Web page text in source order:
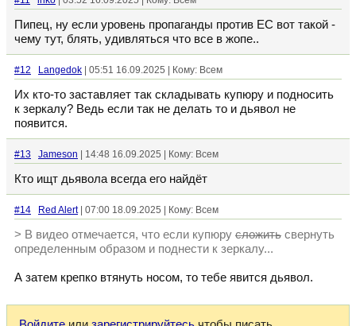
Пипец, ну если уровень пропаганды против ЕС вот такой -
чему тут, блять, удивляться что все в жопе..
#12 Langedok | 05:51 16.09.2025 | Кому: Всем
Их кто-то заставляет так складывать купюру и подносить
к зеркалу? Ведь если так не делать то и дьявол не
появится.
#13 Jameson | 14:48 16.09.2025 | Кому: Всем
Кто ищт дьявола всегда его найдёт
#14 Red Alert| 07:00 18.09.2025 | Кому: Всем
> В видео отмечается, что если купюру сложить свернуть
определенным образом и поднести к зеркалу...
А затем крепко втянуть носом, то тебе явится дьявол.